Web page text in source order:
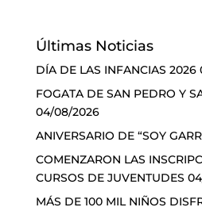
Últimas Noticias
DÍA DE LAS INFANCIAS 2026
FOGATA DE SAN PEDRO Y
04/08/2026
ANIVERSARIO DE “SOY
COMENZARON LAS
CURSOS DE JUVENTUDES
MÁS DE 100 MIL NIÑOS